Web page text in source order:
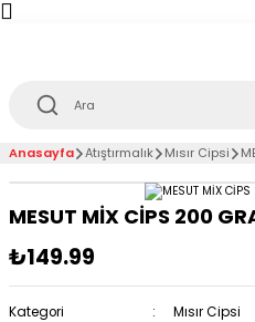
Anasayfa Atıştırmalık Mısır Cipsi
MESUT MİX CİPS 200
₺149.99
Kategori
Mısır Cipsi